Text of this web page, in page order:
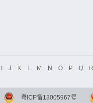
J K L M N O P Q R
粤ICP备13005967号